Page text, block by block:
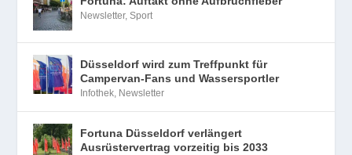
Newsletter,Sport
Düsseldorf wird zum Treffpunkt für
Campervan-Fans und Wassersportler
Infothek, Newsletter
Fortuna Düsseldorf verlängert
Ausrüstervertrag vorzeitig bis 2033